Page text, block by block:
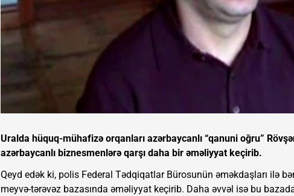
Uralda hüquq-mühafizə orqanları azərbaycanlı “qanuni oğru”
azərbaycanlı biznesmenlərə qarşı daha bir əməliyyat keçirib.
Qeyd edək ki, polis Federal Tədqiqatlar Bürosunün əməkdaşları ilə
meyvə-tərəvəz bazasında əməliyyat keçirib. Daha əvvəl isə bu